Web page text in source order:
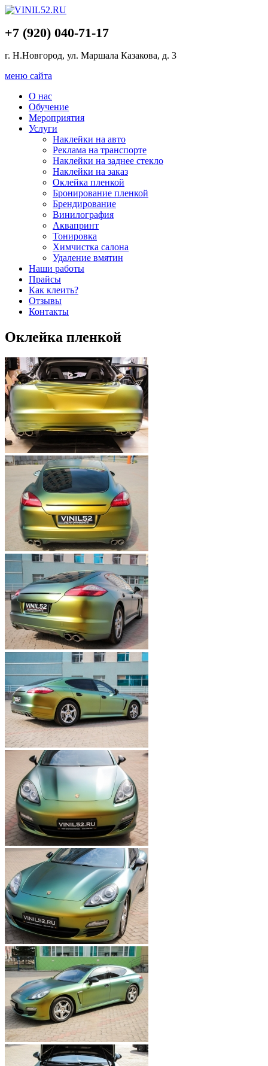
+7 (920) 040-71-17
г. Н.Новгород, ул. Маршала Казакова, д. 3
меню сайта
О нас
Обучение
Мероприятия
Услуги
Наклейки на авто
Реклама на транспорте
Наклейки на заднее стекло
Наклейки на заказ
Оклейка пленкой
Бронирование пленкой
Брендирование
Винилография
Аквапринт
Тонировка
Химчистка салона
Удаление вмятин
Наши работы
Прайсы
Как клеить?
Отзывы
Контакты
Оклейка пленкой